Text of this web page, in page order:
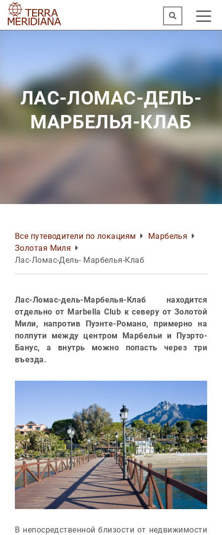
ЛАС-ЛОМАС-ДЕЛЬ-
МАРБЕЛЬЯ-КЛАБ
Все путеводители по локациям
Марбелья
Золотая Миля
Лас-Ломас-Дель- Марбелья-Клаб
Лас-Ломас-дель-Марбелья-Клаб находится
отдельно от Marbella Club к северу от Золотой
Мили, напротив Пуэнте-Романо, примерно на
полпути между центром Марбельи и Пуэрто-
Банус, а внутрь можно попасть через три
въезда.
В непосредственной близости от недвижимости